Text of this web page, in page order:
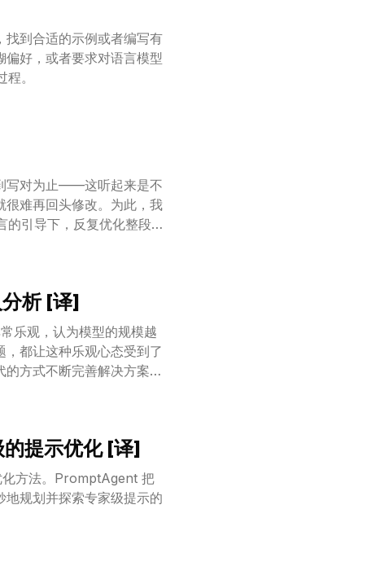
出了极高的破解成功率和
到合适的示例或者编写有
好，或者要求对语言模型
。
写对为止——这听起来是不
很难再回头修改。为此，我
的引导下，反复优化整段
规则转换任务上对
析 [译]
乐观，认为模型的规模越
都让这种乐观心态受到了
方式不断完善解决方案。
是计算复杂性领域的一个
提示优化 [译]
化方法。PromptAgent 把
规划并探索专家级提示的